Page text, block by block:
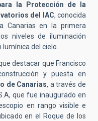
la Protección de la
del IAC, conocida
Canarias en la primera
niveles de iluminación
del cielo.
destacar que Francisco
y puesta en
de Canarias, a través de
que fue inaugurado en
en rango visible e
en el Roque de los